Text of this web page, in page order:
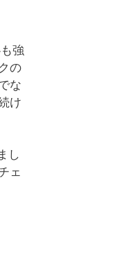
強
の
な
け
し
ェ